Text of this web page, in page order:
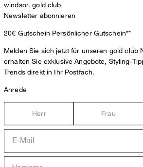
windsor. gold club
Newsletter abonnieren
20€ Gutschein Persönlicher Gutschein**
Melden Sie sich jetzt für unseren gold club
erhalten Sie exklusive Angebote, Styling-
Trends direkt in Ihr Postfach.
Anrede
Herr Frau